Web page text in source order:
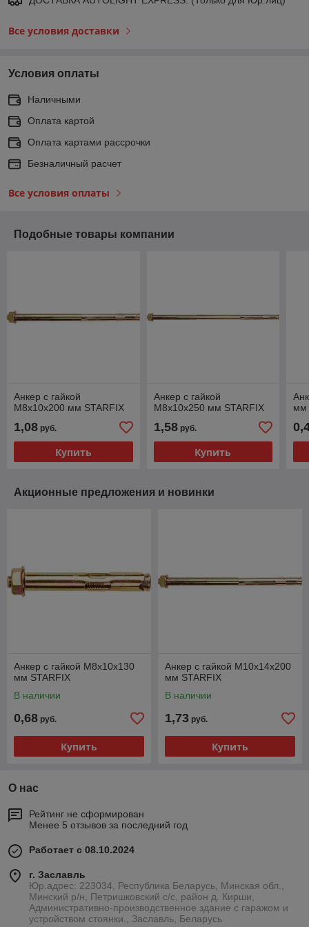
Все условия доставки
Условия оплаты
Наличными
Оплата картой
Оплата картами рассрочки
Безналичный расчет
Все условия оплаты
Подобные товары компании
Анкер с гайкой
М8х10х200 мм STARFIX
1,08 руб.
Купить
Анкер с гайкой
М8х10х250 мм STARFIX
1,58руб.
Купить
мм
Акционные предложения и новинки
Анкер с гайкой М8х10х130
мм STARFIX
В наличии
0,68 руб.
Купить
Анкер с гайкой М10х14х200
мм STARFIX
В наличии
1,73 руб.
Купить
О нас
Рейтинг не сформирован
Менее 5 отзывов за последний год
Работает с 08.10.2024
г. Заславль
Юр.адрес: 223034, Республика Беларусь, Минская обл.,
Минский р/н, Петришковский с/с, район д. Кирши,
Административно-производственное здание с гаражом и
устройством стоянки., Заславль, Беларусь